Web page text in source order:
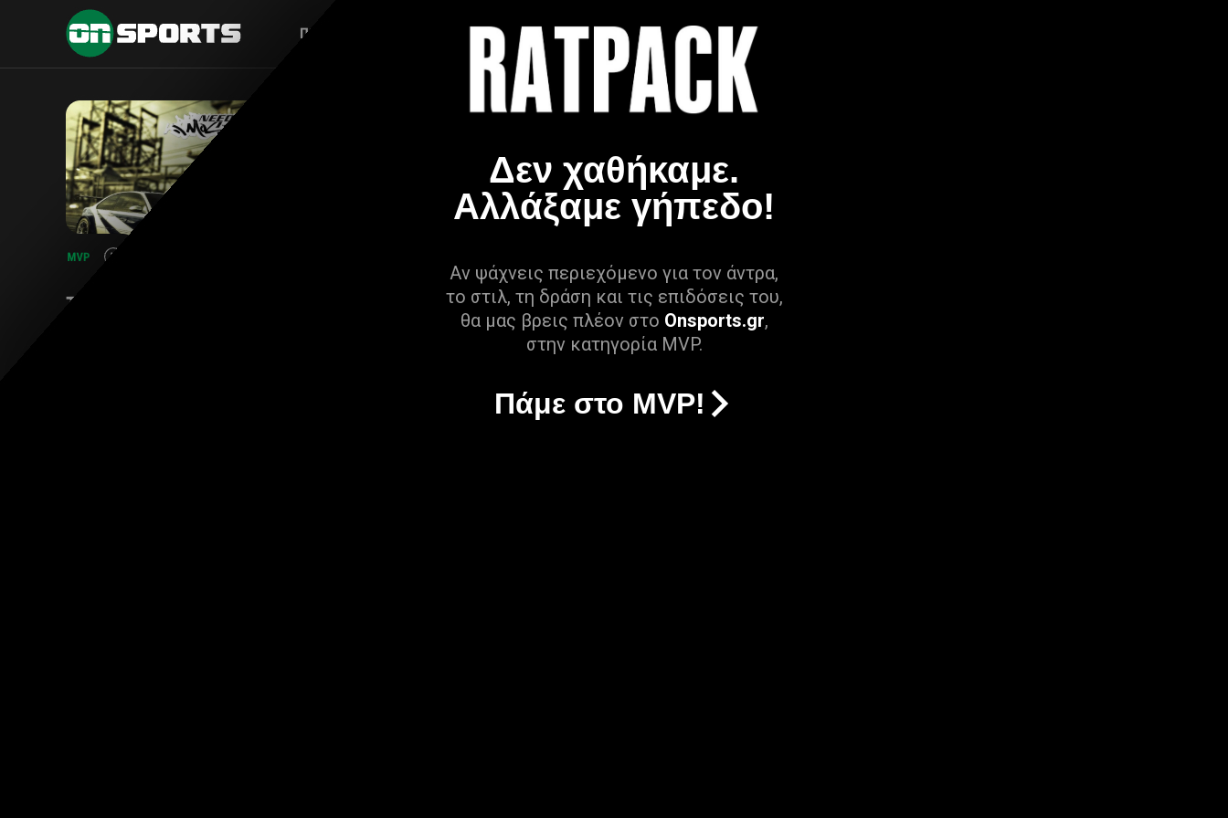
Δεν χαθήκαμε.
Αλλάξαμε γήπεδο!
Αν ψάχνεις περιεχόμενο για τον άντρα,
το στιλ, τη δράση και τις επιδόσεις του,
θα μας βρεις πλέον στο Onsports.gr,
στην κατηγορία MVP.
Πάμε στο MVP!